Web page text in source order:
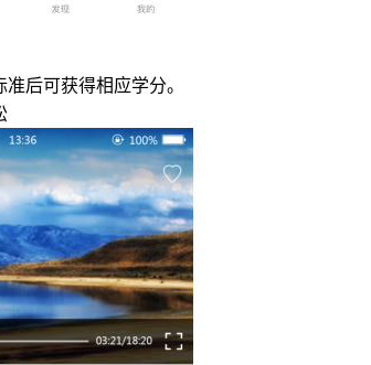
后可获得相应学分。